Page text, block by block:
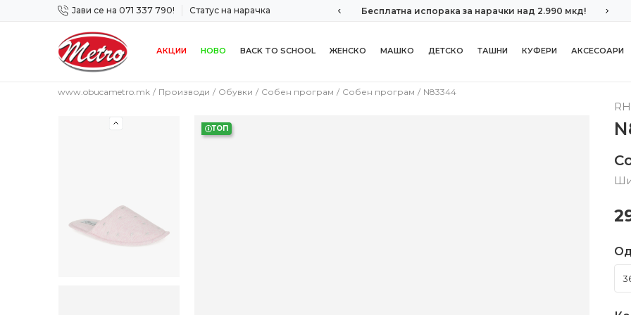
Јави се на 071 337 790! Статус на нарачка
Сигурно плаќање со платежна картичка! Бесплатна испорака за нарачки над 2.990 мкд!
АКЦИИ НОВО BACK TO SCHOOL ЖЕНСКО МАШКО ДЕТСКО ТАШНИ КУФЕРИ АКСЕСОАРИ
www.obucametro.mk Производи Обувки Собен програм Собен програм N83344
ТОП